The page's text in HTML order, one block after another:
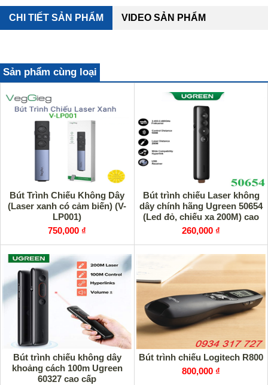
CHI TIẾT SẢN PHẨM VIDEO SẢN PHẨM
Sản phẩm cùng loại
Bút Trình Chiếu Không Dây
(Laser xanh có cảm biến) (V-
LP001)
750,000 ₫
Bút trình chiếu Laser không
dây chính hãng Ugreen 50654
(Led đỏ, chiếu xa 200M) cao
cấp
260,000 ₫
Bút trình chiếu không dây
khoảng cách 100m Ugreen
60327 cao cấp
Bút trình chiếu Logitech R800
800,000 ₫